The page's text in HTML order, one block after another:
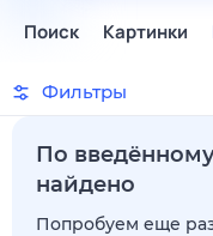
Поиск Картинки
Фильтры
По
найдено
Попробуем еще